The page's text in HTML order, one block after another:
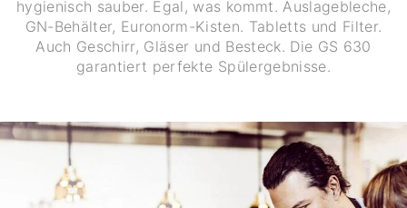
hygienisch sauber. Egal, was kommt. Auslagebleche,
GN-Behälter, Euronorm-Kisten. Tabletts und Filter.
Auch Geschirr, Gläser und Besteck. Die GS 630
garantiert perfekte Spülergebnisse.